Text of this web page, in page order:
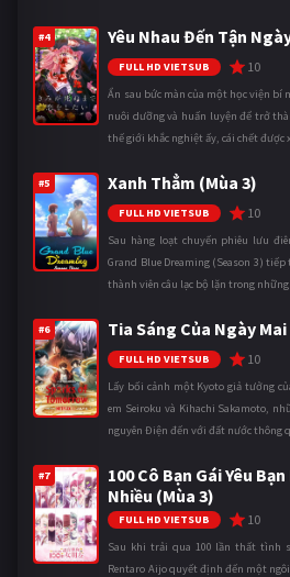
#4 Yêu Nhau Đến Tận
FULL HD VIETSUB 10
Ẩn sau bức màn của một học viện bí
nuôi dưỡng và huấn luyện để trở
thế giới khắc nghiệt ấy, cái chết được
#5 Xanh Thẳm (Mùa 3)
FULL HD VIETSUB 10
Sau hàng loạt chuyến phiêu lưu
Grand Blue Dreaming (Season 3)
thành viên câu lạc bộ lặn trong
#6 Tia Sáng Của Ngày Mai
FULL HD VIETSUB 10
Lấy bối cảnh một Kyoto giả tưởng
em Seiroku và Kihachi Sakamoto,
nguyên Điện đến với đất nước thông
#7
100 Cô Bạn Gái Yêu
Nhiều (Mùa 3)
FULL HD VIETSUB 10
Sau khi trải qua 100 lần thất tình
Rentaro Aijo quyết định đến một